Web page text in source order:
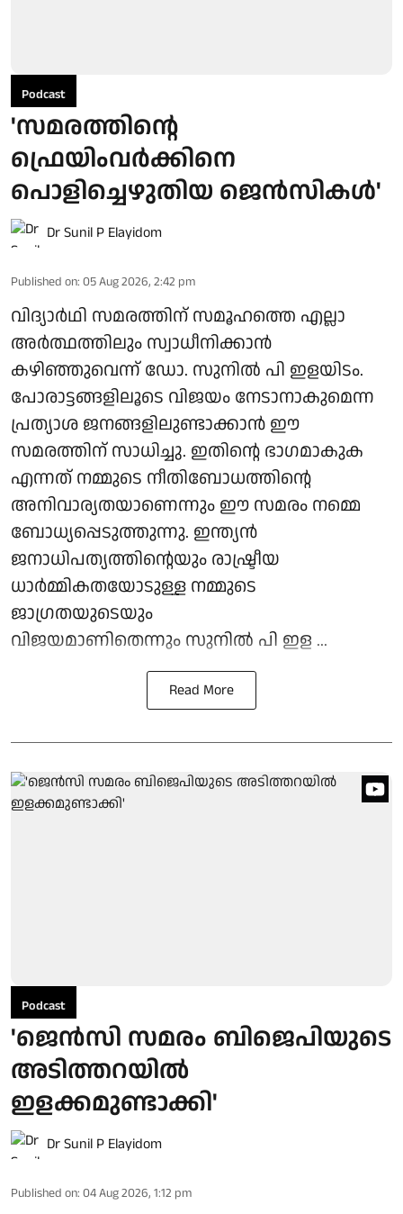
Podcast
'സമരത്തിന്റെ
ഫ്രെയിംവർക്കിനെ
പൊളിച്ചെഴുതിയ ജെൻസികൾ'
Dr Sunil P Elayidom
Published on: 05 Aug 2026, 2:42 pm
വിദ്യാർഥി സമരത്തിന് സമൂഹത്തെ എല്ലാ
അർത്ഥത്തിലും സ്വാധീനിക്കാൻ
കഴിഞ്ഞുവെന്ന് ഡോ. സുനിൽ പി ഇളയിടം.
പോരാട്ടങ്ങളിലൂടെ വിജയം നേടാനാകുമെന്ന
പ്രത്യാശ ജനങ്ങളിലുണ്ടാക്കാൻ ഈ
സമരത്തിന് സാധിച്ചു. ഇതിന്റെ ഭാഗമാകുക
എന്നത് നമ്മുടെ നീതിബോധത്തിന്റെ
അനിവാര്യതയാണെന്നും ഈ സമരം നമ്മെ
ബോധ്യപ്പെടുത്തുന്നു. ഇന്ത്യൻ
ജനാധിപത്യത്തിന്റെയും രാഷ്ട്രീയ
ധാർമ്മികതയോടുള്ള നമ്മുടെ
ജാഗ്രതയുടെയും
വിജയമാണിതെന്നും സുനില്‍ പി ഇള ...
Read More
Podcast
'ജെന്‍സി സമരം ബിജെപിയുടെ
അടിത്തറയില്‍
ഇളക്കമുണ്ടാക്കി'
Dr Sunil P Elayidom
Published on: 04 Aug 2026, 1:12 pm